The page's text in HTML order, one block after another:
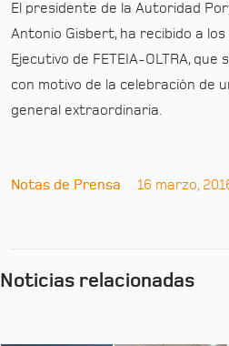
El presidente de la Autoridad
Antonio Gisbert, ha recibido a
Ejecutivo de FETEIA-OLTRA,
con motivo de la celebración de
general extraordinaria.
Notas de Prensa 16 marzo,
Noticias relacionadas